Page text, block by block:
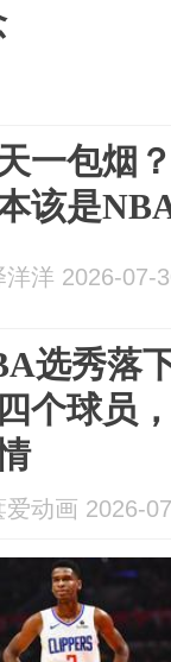
一包烟
该是
洋洋 2026-07-
选秀落
个球员
爱动画 2026-